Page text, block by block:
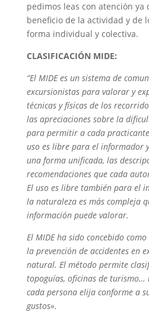
pedimos leas con atención
beneficio de la actividad y de
forma individual y colectiva.
CLASIFICACIÓN MIDE:
“El MIDE es un sistema de
excursionistas para valorar y
técnicas y físicas de los
las apreciaciones sobre la
para permitir a cada
uso es libre para el informador
una forma unificada, las
recomendaciones que cada
El uso es libre también para el
la naturaleza es más compleja
información puede valorar.
El MIDE ha sido concebido
la prevención de accidentes en
natural. El método permite
topoguías, oficinas de turismo…
cada persona elija conforme a
gustos».